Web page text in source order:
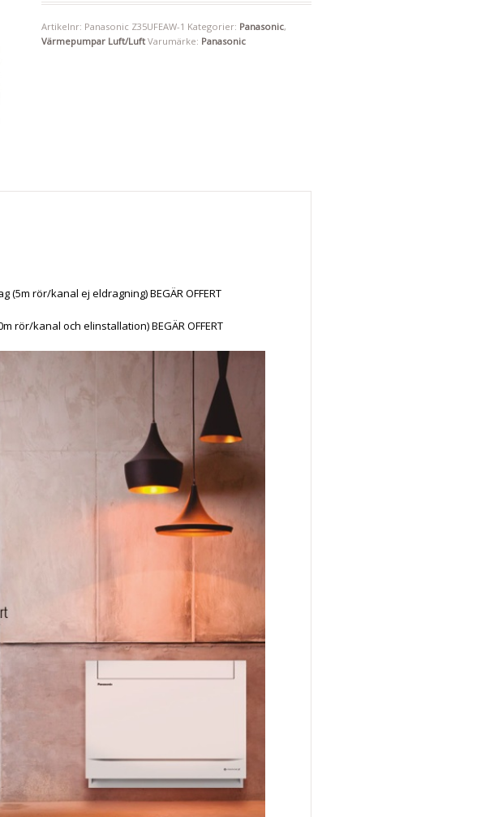
Artikelnr: Panasonic Z35UFEAW-1 Kategorier: Panasonic,
Värmepumpar Luft/Luft Varumärke: Panasonic
rör/kanal ej eldragning) BEGÄR OFFERT
rör/kanal och elinstallation) BEGÄR OFFERT